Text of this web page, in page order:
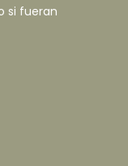
si fueran